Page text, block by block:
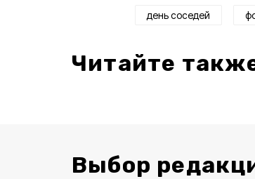
день соседей
Читайте
Выбор